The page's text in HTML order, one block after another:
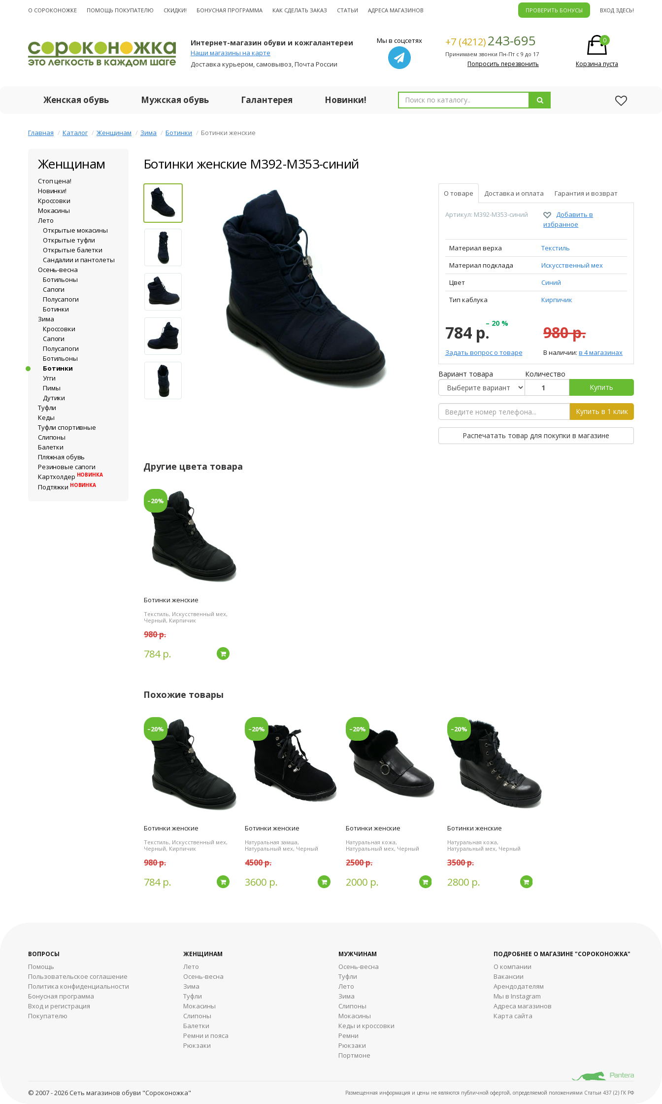
О CОРОКОНОЖКЕ ПОМОЩЬ ПОКУПАТЕЛЮ СКИДКИ! БОНУСНАЯ ПРОГРАММА КАК СДЕЛАТЬ ЗАКАЗ СТАТЬИ АДРЕСА МАГАЗИНОВ ПРОВЕРИТЬ БОНУСЫ ВХОД ЗДЕСЬ!
Интернет-магазин обуви и кожгалантереи
Наши магазины на карте
Доставка курьером, самовывоз, Почта России
Мы в соцсетях +7 (4212)243-695
Принимаем звонки Пн-Пт с 9 до 17
Попросить перезвонить
0
Корзина пуста
Женская обувь Мужская обувь Галантерея Новинки!
Главная Каталог Женщинам Зима Ботинки Ботинки женские
Женщинам
Стоп цена!
Новинки!
Кроссовки
Мокасины
Лето
Открытые мокасины
Открытые туфли
Открытые балетки
Сандалии и пантолеты
Осень-весна
Ботильоны
Сапоги
Полусапоги
Ботинки
Зима
Кроссовки
Сапоги
Полусапоги
Ботильоны
Ботинки
Угги
Пимы
Дутики
Туфли
Кеды
Туфли спортивные
Слипоны
Балетки
Пляжная обувь
Резиновые сапоги
Картхолдер НОВИНКА
Подтяжки НОВИНКА
Ботинки женские M392-M353-синий
О товаре Доставка и оплата Гарантия и возврат
Артикул: M392-M353-синий
Добавить в
избранное
Материал верха
Текстиль
Материал подклада
Искусственный мех
Цвет
Синий
Тип каблука
Кирпичик
784 р.– 20 %
Задать вопрос о товаре
980 р.
В наличии:в 4 магазинах
Вариант товара
Количество
Купить
Купить в 1 клик
Распечатать товар для покупки в магазине
Другие цвета товара
–20%
Ботинки женские
Текстиль, Искусственный мех,
Черный, Кирпичик
980 р.
784 р. Подробнее
Похожие товары
–20%
Ботинки женские
Текстиль, Искусственный мех,
Черный, Кирпичик
980 р.
784 р. Подробнее
–20%
Ботинки женские
Натуральная замша,
Натуральный мех, Черный
4500 р.
3600 р. Подробнее
–20%
Ботинки женские
Натуральная кожа,
Натуральный мех, Черный
2500 р.
2000 р. Подробнее
–20%
Ботинки женские
Натуральная кожа,
Натуральный мех, Черный
3500 р.
2800 р. Подробнее
ВОПРОСЫ
Помощь
Пользовательское соглашение
Политика конфиденциальности
Бонусная программа
Вход и регистрация
Покупателю
ЖЕНЩИНАМ
Лето
Осень-весна
Зима
Туфли
Мокасины
Слипоны
Балетки
Ремни и пояса
Рюкзаки
МУЖЧИНАМ
Осень-весна
Туфли
Лето
Зима
Cлипоны
Мокасины
Кеды и кроссовки
Ремни
Рюкзаки
Портмоне
ПОДРОБНЕЕ О МАГАЗИНЕ "СОРОКОНОЖКА"
О компании
Вакансии
Арендодателям
Мы в Instagram
Адреса магазинов
Карта сайта
© 2007 - 2026 Сеть магазинов обуви "Сороконожка" Размещенная информация и цены не являются публичной офертой, определяемой положениями Статьи 437 (2) ГК РФ